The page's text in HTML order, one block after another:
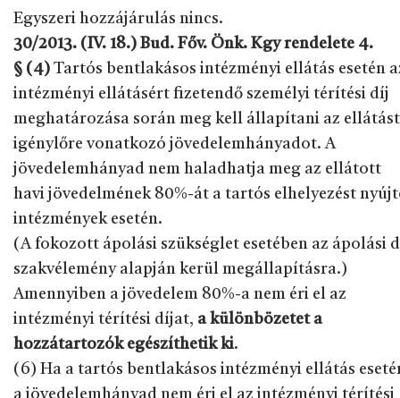
Egyszeri hozzájárulás nincs.
30/2013. (IV. 18.) Bud. Főv. Önk. Kgy rendelete 4.
§ (4) Tartós bentlakásos intézményi ellátás esetén
intézményi ellátásért fizetendő személyi térítési díj
meghatározása során meg kell állapítani az ellátást
igénylőre vonatkozó jövedelemhányadot. A
jövedelemhányad nem haladhatja meg az ellátott
havi jövedelmének 80%-át a tartós elhelyezést
intézmények esetén.
(A fokozott ápolási szükséglet esetében az ápolási
szakvélemény alapján kerül megállapításra.)
Amennyiben a jövedelem 80%-a nem éri el az
intézményi térítési díjat, a különbözetet a
hozzátartozók egészíthetik ki.
(6) Ha a tartós bentlakásos intézményi ellátás
a jövedelemhányad nem éri el az intézményi térítési